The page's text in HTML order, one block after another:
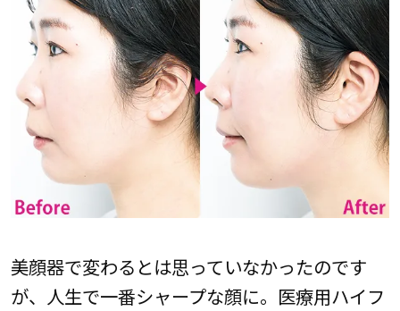
美顔器で変わるとは思っていなかったのです
が、人生で一番シャープな顔に。医療用ハイフ